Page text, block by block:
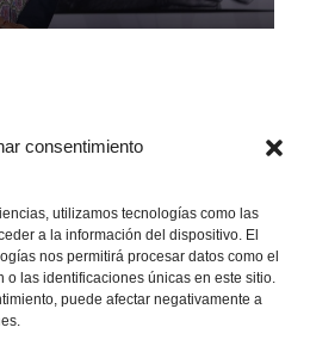
consentimiento
utilizamos tecnologías como las
a la información del dispositivo. El
nos permitirá procesar datos como el
o las identificaciones únicas en este sitio.
puede afectar negativamente a
Claudia
|